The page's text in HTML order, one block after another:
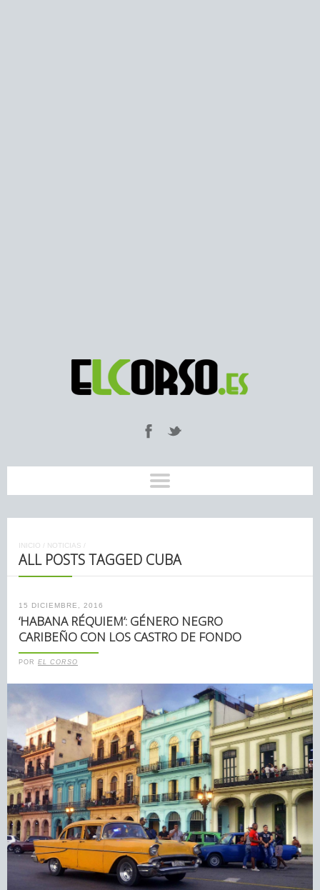
INICIO / NOTICIAS /
ALL POSTS TAGGED CUBA
15 DICIEMBRE, 2016
‘HABANA RÉQUIEM’: GÉNERO NEGRO
CARIBEÑO CON LOS CASTRO DE FONDO
POR EL CORSO